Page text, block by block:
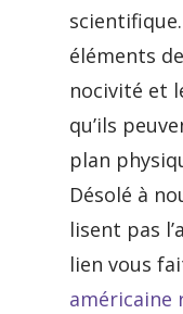
éléments
nocivité et
qu’ils
plan
Désolé à
lisent pas
lien vous
américaine